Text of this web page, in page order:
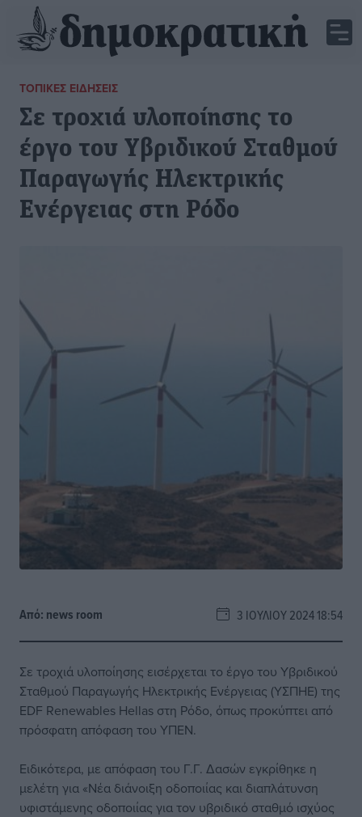
ΤΟΠΙΚΈΣ ΕΙΔΉΣΕΙΣ
Σε τροχιά υλοποίησης το
έργο του Υβριδικού Σταθμού
Παραγωγής Ηλεκτρικής
Ενέργειας στη Ρόδο
Από: news room 3 ΙΟΥΛΊΟΥ 2024 18:54
Σε τροχιά υλοποίησης εισέρχεται το έργο του Υβριδικού
Σταθμού Παραγωγής Ηλεκτρικής Ενέργειας (ΥΣΠΗΕ) της
EDF Renewables Hellas στη Ρόδο, όπως προκύπτει από
πρόσφατη απόφαση του ΥΠΕΝ.
Ειδικότερα, με απόφαση του Γ.Γ. Δασών εγκρίθηκε η
μελέτη για «Νέα διάνοιξη οδοποιίας και διαπλάτυνση
υφιστάμενης οδοποιίας για τον υβριδικό σταθμό ισχύος